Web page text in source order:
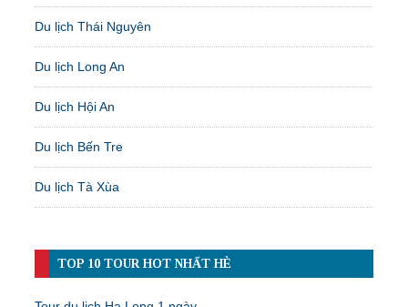
Du lịch Thái Nguyên
Du lịch Long An
Du lịch Hội An
Du lịch Bến Tre
Du lịch Tà Xùa
TOP 10 TOUR HOT NHẤT HÈ